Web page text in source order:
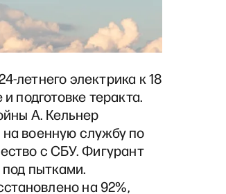
летнего электрика к 18
подготовке теракта.
А. Кельнер
военную службу по
с СБУ. Фигурант
пытками.
на 92%,